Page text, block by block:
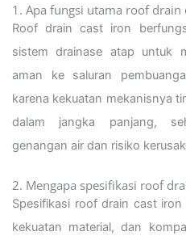
1. Apa fungsi utama roof drain
Roof drain cast iron
sistem drainase atap untuk
aman ke saluran
karena kekuatan mekanisnya
dalam jangka panjang,
genangan air dan risiko
2. Mengapa spesifikasi roof
Spesifikasi roof drain cast
kekuatan material, dan